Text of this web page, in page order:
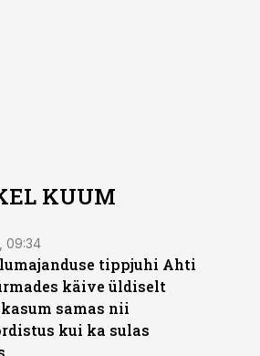
KUUM
09:34
tippjuhi Ahti
käive üldiselt
samas nii
kui ka sulas